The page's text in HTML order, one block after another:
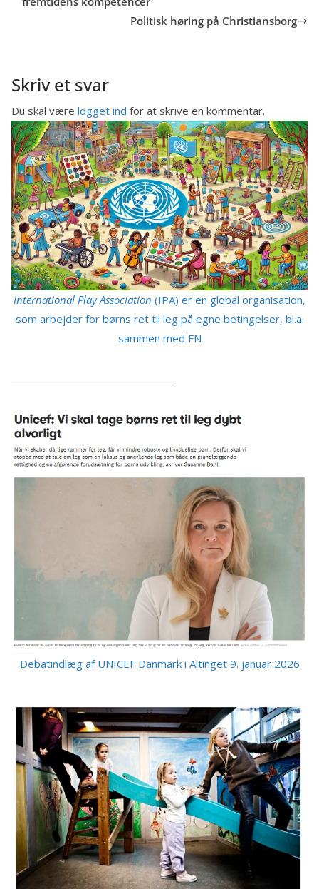
Politisk høring på Christiansborg
Skriv et svar
Du skal være logget ind for at skrive en kommentar.
International Play Association (IPA) er en global organisation,
som arbejder for børns ret til leg på egne betingelser, bl.a.
sammen med FN
Debatindlæg af UNICEF Danmark i Altinget 9. januar 2026